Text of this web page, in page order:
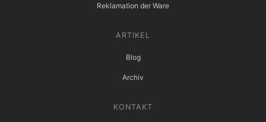
Reklamation der Ware
ARTIKEL
Blog
Archiv
KONTAKT